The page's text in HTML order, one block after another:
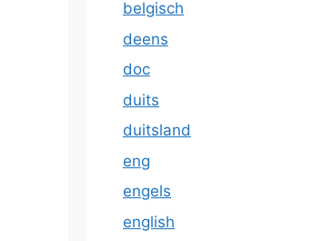
belgisch
deens
doc
duits
duitsland
eng
engels
english